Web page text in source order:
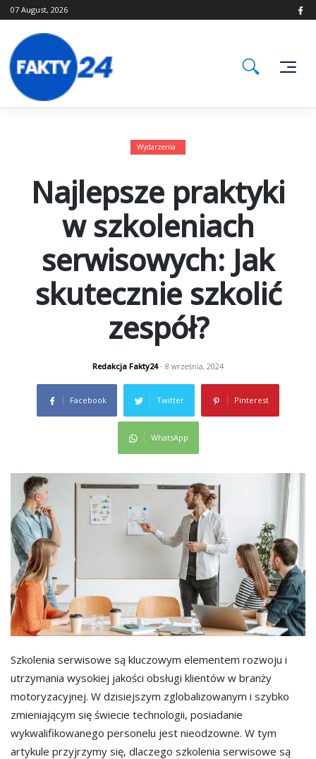
Skip
to
07 August, 2026
Wydarzenia
Najlepsze praktyki
w szkoleniach
serwisowych: Jak
skutecznie szkolić
zespół?
Redakcja Fakty24- 8 września, 2024
Facebook Twitter Pinterest
WhatsApp
Szkolenia serwisowe są kluczowym elementem rozwoju i
utrzymania wysokiej jakości obsługi klientów w branży
motoryzacyjnej. W dzisiejszym zglobalizowanym i szybko
zmieniającym się świecie technologii, posiadanie
wykwalifikowanego personelu jest nieodzowne. W tym
artykule przyjrzymy się, dlaczego szkolenia serwisowe są